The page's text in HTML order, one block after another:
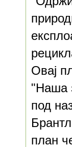
Овај
"Наша
под
план